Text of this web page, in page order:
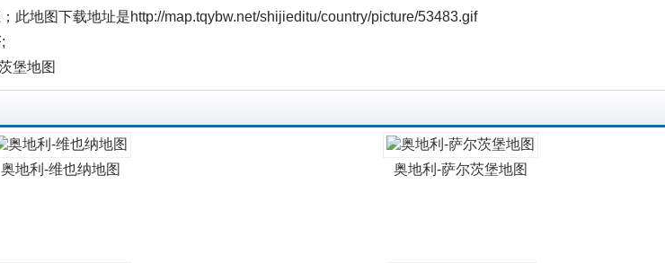
此地图下载地址是http://map.tqybw.net/shijieditu/country/picture/53483.gif
堡地图
奥地利-维也纳地图 奥地利-萨尔茨堡地图